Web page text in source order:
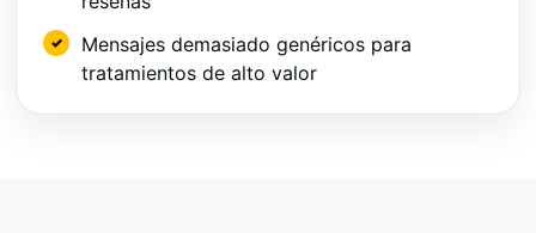
Mensajes demasiado genéricos para
tratamientos de alto valor